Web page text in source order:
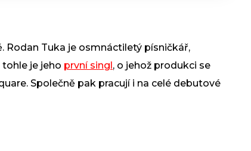
Rodan Tuka je osmnáctiletý písničkář,
je jeho první singl, o jehož produkci se
Společně pak pracují i na celé debutové